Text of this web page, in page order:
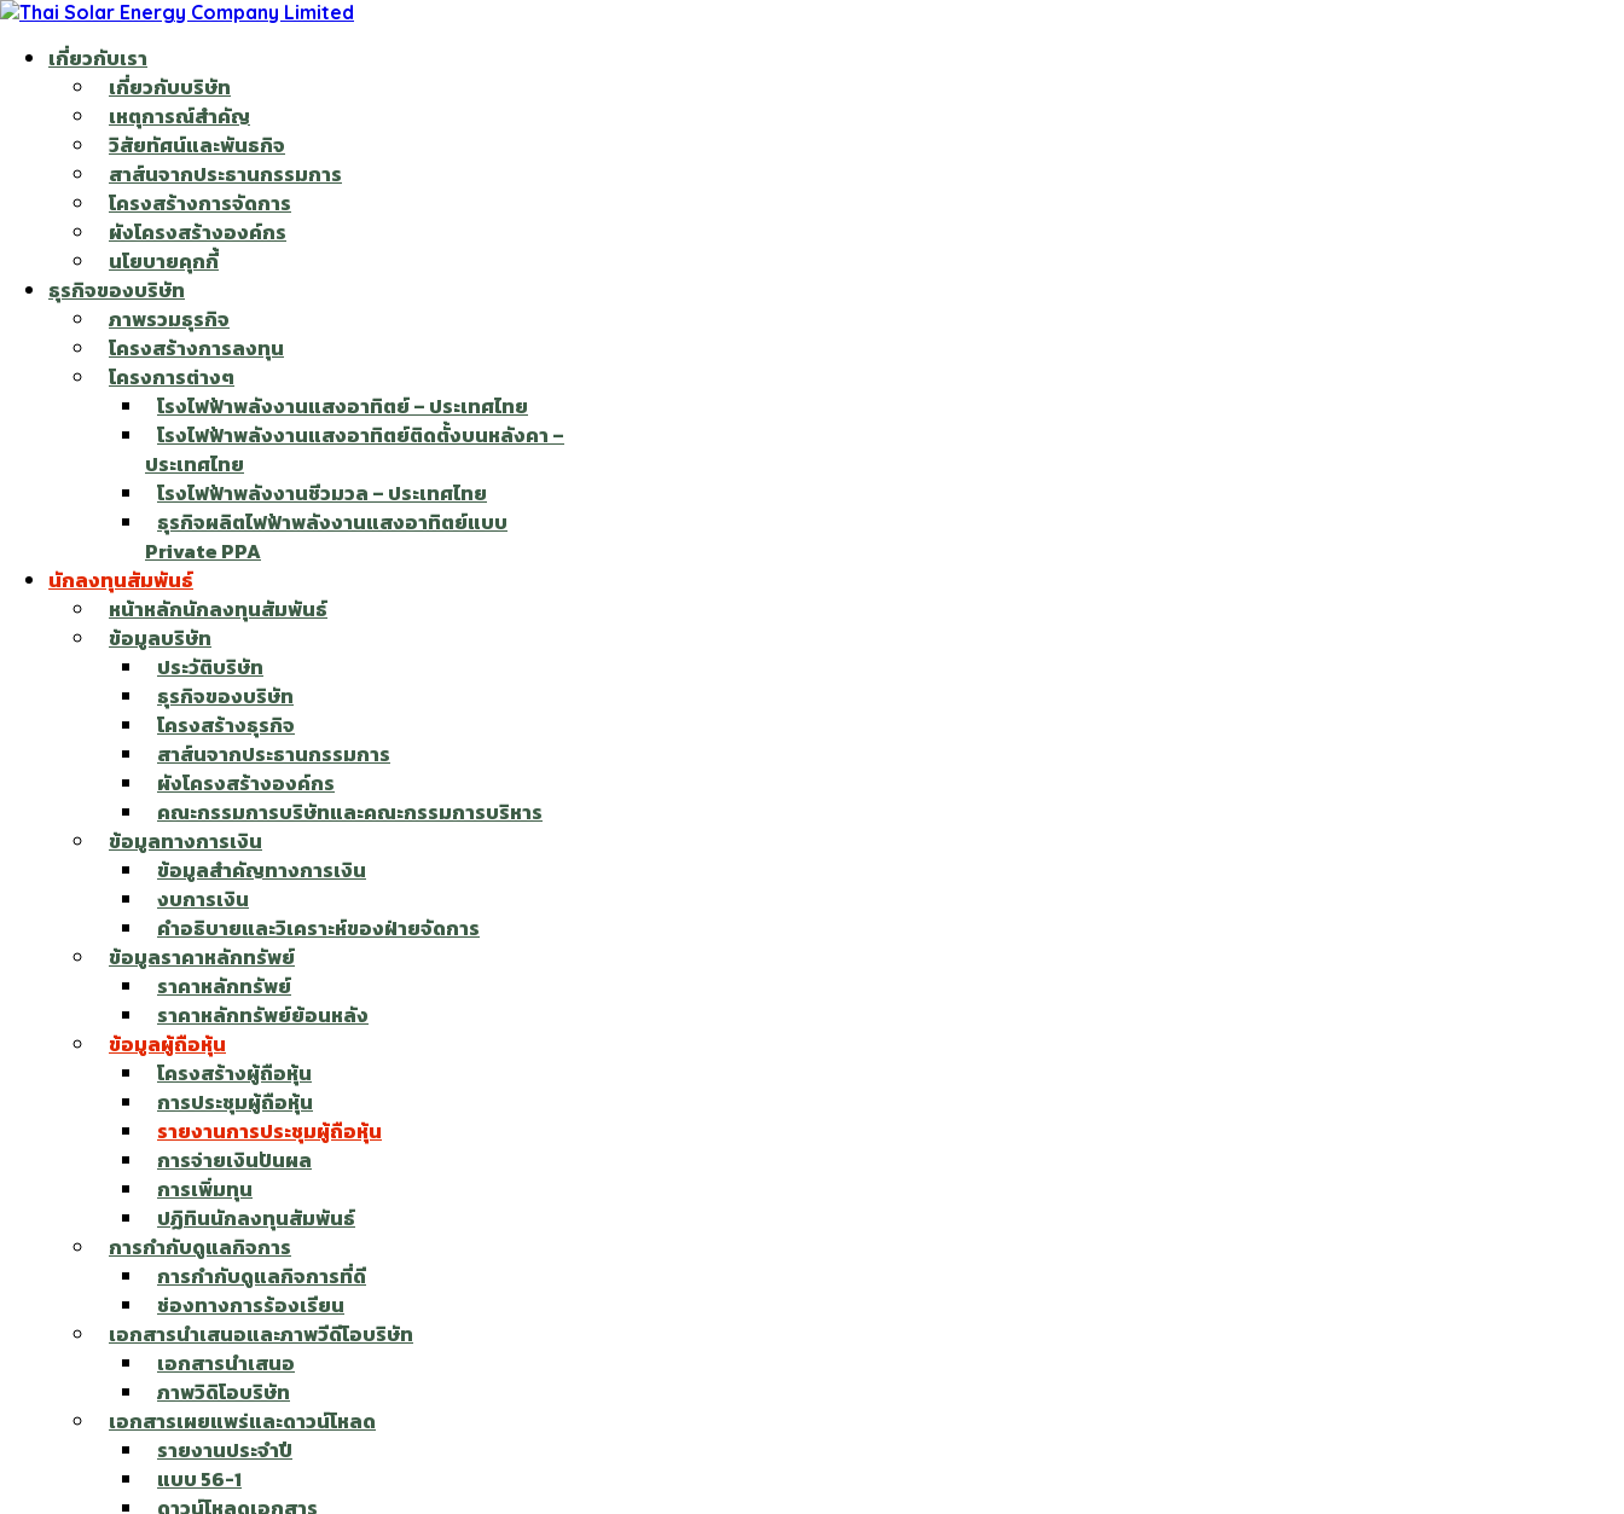
เกี่ยวกับเรา
เกี่ยวกับบริษัท
เหตุการณ์สำคัญ
วิสัยทัศน์และพันธกิจ
สาส์นจากประธานกรรมการ
โครงสร้างการจัดการ
ผังโครงสร้างองค์กร
นโยบายคุกกี้
ธุรกิจของบริษัท
ภาพรวมธุรกิจ
โครงสร้างการลงทุน
โครงการต่างๆ
โรงไฟฟ้าพลังงานแสงอาทิตย์ – ประเทศไทย
โรงไฟฟ้าพลังงานแสงอาทิตย์ติดตั้งบนหลังคา –
ประเทศไทย
โรงไฟฟ้าพลังงานชีวมวล – ประเทศไทย
ธุรกิจผลิตไฟฟ้าพลังงานแสงอาทิตย์แบบ
Private PPA
นักลงทุนสัมพันธ์
หน้าหลักนักลงทุนสัมพันธ์
ข้อมูลบริษัท
ประวัติบริษัท
ธุรกิจของบริษัท
โครงสร้างธุรกิจ
สาส์นจากประธานกรรมการ
ผังโครงสร้างองค์กร
คณะกรรมการบริษัทและคณะกรรมการบริหาร
ข้อมูลทางการเงิน
ข้อมูลสำคัญทางการเงิน
งบการเงิน
คำอธิบายและวิเคราะห์ของฝ่ายจัดการ
ข้อมูลราคาหลักทรัพย์
ราคาหลักทรัพย์
ราคาหลักทรัพย์ย้อนหลัง
ข้อมูลผู้ถือหุ้น
โครงสร้างผู้ถือหุ้น
การประชุมผู้ถือหุ้น
รายงานการประชุมผู้ถือหุ้น
การจ่ายเงินปันผล
การเพิ่มทุน
ปฏิทินนักลงทุนสัมพันธ์
การกำกับดูแลกิจการ
การกำกับดูแลกิจการที่ดี
ช่องทางการร้องเรียน
เอกสารนำเสนอและภาพวีดีโอบริษัท
เอกสารนำเสนอ
ภาพวิดิโอบริษัท
เอกสารเผยแพร่และดาวน์โหลด
รายงานประจำปี
แบบ 56-1
ดาวน์โหลดเอกสาร